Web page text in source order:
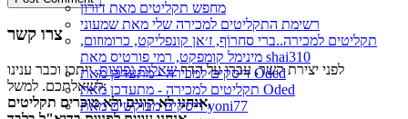
מחפש תקליטים מאת דורון
רשימת התקליטים למכירה שלי מאת שמעוני
תקליטים למכירה..ברי סחרוֹף, ז׳אן קונפליקט, כרומוזום,
מינימל קומפקט, רמי פורטיס מאת shai310
דיסקים למכירה - מתעדכן מאת Oded
תקליטים למכירה - מתעדכן מאת Oded
דיסקים מבוקשים מאת yoni77
צרו קשר
לפני יצירת קשר, עברו על הדףשאלות נפוצות, ייתכן וכבר ענינו
לשאלתכם. למשל:
אנחנו לא קונים ולא מוכרים תקליטים,